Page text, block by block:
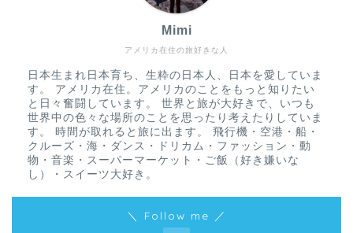
アメリカ在住の旅好きな人
Mimi
日本生まれ日本育ち、生粋の日本人、日本を愛していま
す。 アメリカ在住。アメリカのことをもっと知りたい
と日々奮闘しています。 世界と旅が大好きで、いつも
世界中の色々な場所のことを思ったり考えたりしていま
す。 時間が取れると旅に出ます。 飛行機・空港・船・
クルーズ・海・ダンス・ドリカム・ファッション・動
物・音楽・スーパーマーケット・ご飯（好き嫌いな
し）・スイーツ大好き。
＼ Follow me ／